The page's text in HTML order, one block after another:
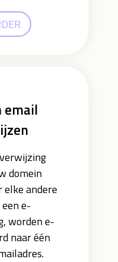
email
domein
andere
e-
worden e-
naar één